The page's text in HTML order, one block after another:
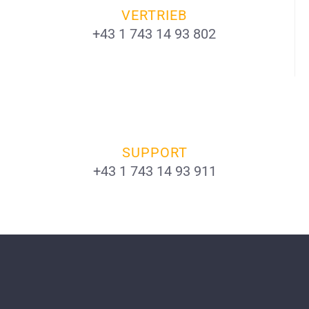
VERTRIEB
+43 1 743 14 93 802
SUPPORT
+43 1 743 14 93 911